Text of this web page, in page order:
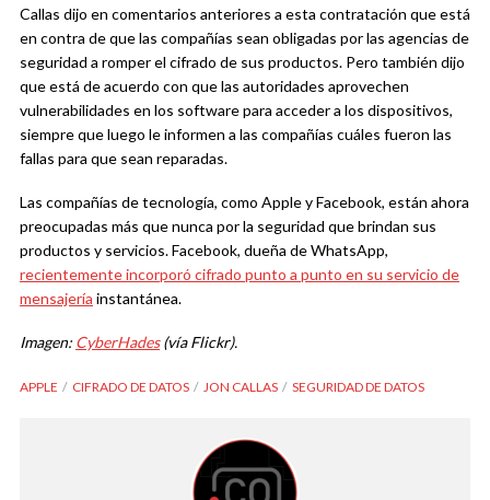
Callas dijo en comentarios anteriores a esta contratación que está
en contra de que las compañías sean obligadas por las agencias de
seguridad a romper el cifrado de sus productos. Pero también dijo
que está de acuerdo con que las autoridades aprovechen
vulnerabilidades en los software para acceder a los dispositivos,
siempre que luego le informen a las compañías cuáles fueron las
fallas para que sean reparadas.
Las compañías de tecnología, como Apple y Facebook, están ahora
preocupadas más que nunca por la seguridad que brindan sus
productos y servicios. Facebook, dueña de WhatsApp,
recientemente incorporó cifrado punto a punto en su servicio de
mensajería instantánea.
Imagen: CyberHades(vía Flickr).
APPLE CIFRADO DE DATOS JON CALLAS SEGURIDAD DE DATOS